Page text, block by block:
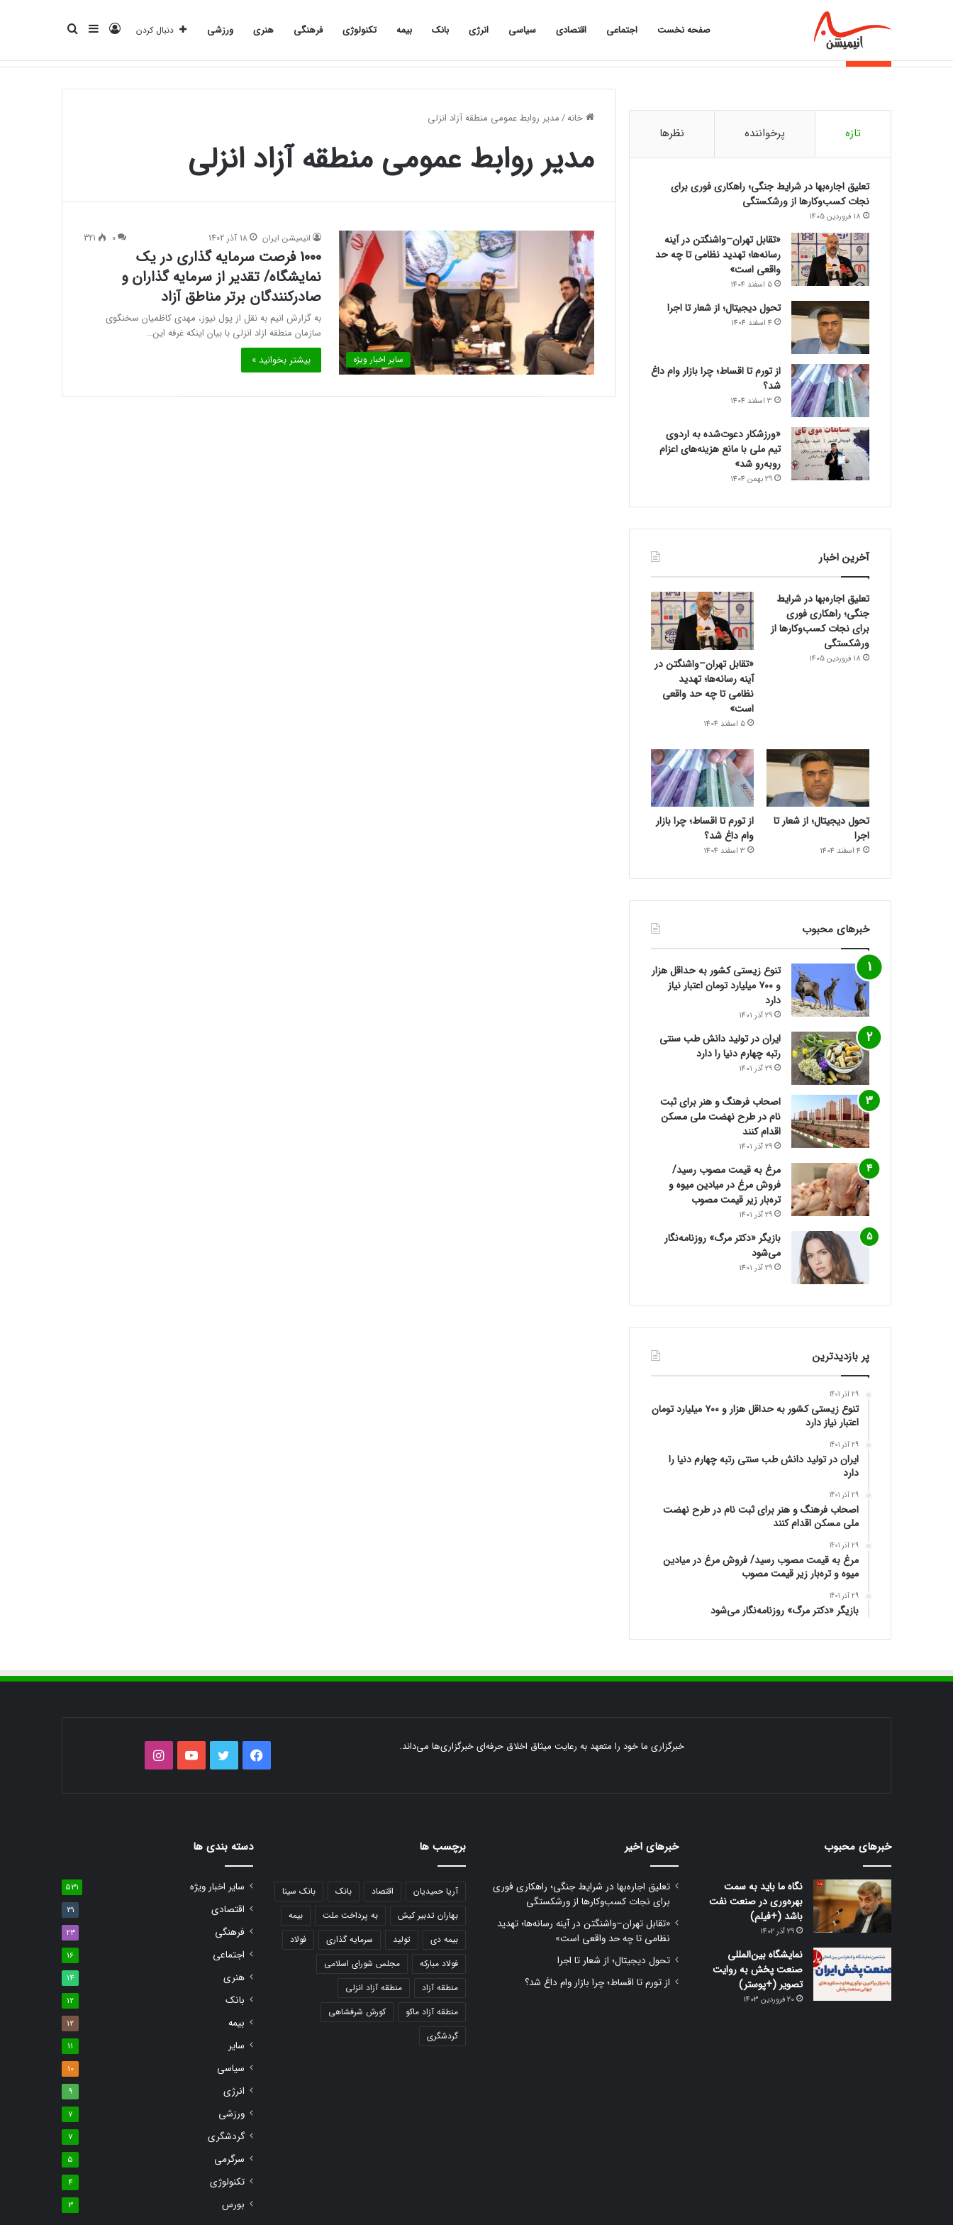
صفحه نخست اجتماعی اقتصادی سیاسی انرژی بانک بیمه تکنولوژی فرهنگی هنری ورزشی
برای
سایدبار ورود
دنبال کردن
خبر فوری
از تورم تا اقساط؛ چرا بازار وام داغ شد؟
خانه/مدیر روابط عمومی منطقه آزاد انزلی
مدیر روابط عمومی منطقه آزاد انزلی
سایر اخبار ویژه
انیمیشن ایران 18 آذر 1402 0
321
1000 فرصت سرمایه گذاری در یک
نمایشگاه/ تقدیر از سرمایه گذاران و
صادرکنندگان برتر مناطق آزاد
به گزارش انیم به نقل از پول نیوز، مهدی کاظمیان سخنگوی
سازمان منطقه ازاد انزلی با بیان اینکه غرفه این…
بیشتر بخوانید »
تازه پرخواننده نظرها
تعلیق اجاره‌بها در شرایط جنگی؛ راهکاری فوری برای
نجات کسب‌وکارها از ورشکستگی
18 فروردین 1405
«تقابل تهران–واشنگتن در آینه
رسانه‌ها؛ تهدید نظامی تا چه حد
واقعی است»
5 اسفند 1404
تحول دیجیتال؛ از شعار تا اجرا
4 اسفند 1404
از تورم تا اقساط؛ چرا بازار وام داغ
شد؟
3 اسفند 1404
«ورزشکار دعوت‌شده به اردوی
تیم ملی با مانع هزینه‌های اعزام
روبه‌رو شد»
29 بهمن 1404
آخرین اخبار
تعلیق اجاره‌بها در شرایط
جنگی؛ راهکاری فوری
برای نجات کسب‌وکارها از
ورشکستگی
18 فروردین 1405
«تقابل تهران–واشنگتن در
آینه رسانه‌ها؛ تهدید
نظامی تا چه حد واقعی
است»
5 اسفند 1404
تحول دیجیتال؛ از شعار تا
اجرا
4 اسفند 1404
از تورم تا اقساط؛ چرا بازار
وام داغ شد؟
3 اسفند 1404
خبرهای محبوب
تنوع زیستی کشور به حداقل هزار
و ۷۰۰ میلیارد تومان اعتبار نیاز
دارد
29 آذر 1401
ایران در تولید دانش طب سنتی
رتبه چهارم دنیا را دارد
29 آذر 1401
اصحاب فرهنگ و هنر برای ثبت
نام در طرح نهضت ملی مسکن
اقدام کنند
29 آذر 1401
مرغ به قیمت مصوب رسید/
فروش مرغ در میادین میوه و
تره‌بار زیر قیمت مصوب
29 آذر 1401
بازیگر «دکتر مرگ» روزنامه‌نگار
می‌شود
29 آذر 1401
پر بازدیدترین
29 آذر 1401
تنوع زیستی کشور به حداقل هزار و ۷۰۰ میلیارد تومان
اعتبار نیاز دارد
29 آذر 1401
ایران در تولید دانش طب سنتی رتبه چهارم دنیا را
دارد
29 آذر 1401
اصحاب فرهنگ و هنر برای ثبت نام در طرح نهضت
ملی مسکن اقدام کنند
29 آذر 1401
مرغ به قیمت مصوب رسید/ فروش مرغ در میادین
میوه و تره‌بار زیر قیمت مصوب
29 آذر 1401
بازیگر «دکتر مرگ» روزنامه‌نگار می‌شود
خبرگزاری ما خود را متعهد به رعایت میثاق اخلاق حرفه‌ای خبرگزاری‌ها می‌داند.
فیس توییتر یوتیوباینستاگرام
خبرهای محبوب
نگاه ما باید به سمت
بهره‌وری در صنعت نفت
باشد (+فیلم)
29 آذر 1402
نمایشگاه بین‌المللی
صنعت پخش به روایت
تصویر (+پوستر)
20 فروردین 1403
خبرهای اخیر
تعلیق اجاره‌بها در شرایط جنگی؛ راهکاری فوری
برای نجات کسب‌وکارها از ورشکستگی
«تقابل تهران–واشنگتن در آینه رسانه‌ها؛ تهدید
نظامی تا چه حد واقعی است»
تحول دیجیتال؛ از شعار تا اجرا
از تورم تا اقساط؛ چرا بازار وام داغ شد؟
برچسب ها
آریا حمیدیان اقتصاد بانک
بانک سینا
بهاران تدبیر کیش
به پرداخت ملت
بیمه
بیمه دی
تولید سرمایه گذاری
فولاد
فولاد مبارکه
مجلس شورای اسلامی
منطقه آزاد
منطقه آزاد انزلی
منطقه آزاد ماکو
کورش شرفشاهی
گردشگری
دسته بندی ها
سایر اخبار ویژه 531
اقتصادی 31
فرهنگی 23
اجتماعی 16
هنری 14
بانک 12
بیمه 12
سایر 11
سیاسی 10
انرژی 9
ورزشی 7
گردشگری 7
سرگرمی 5
تکنولوژی 4
بورس 3